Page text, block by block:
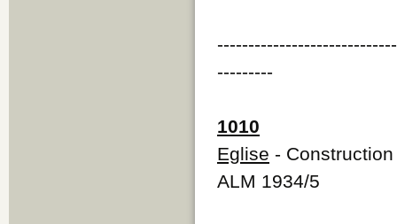
---------
1010
Eglise -
ALM 1934/5